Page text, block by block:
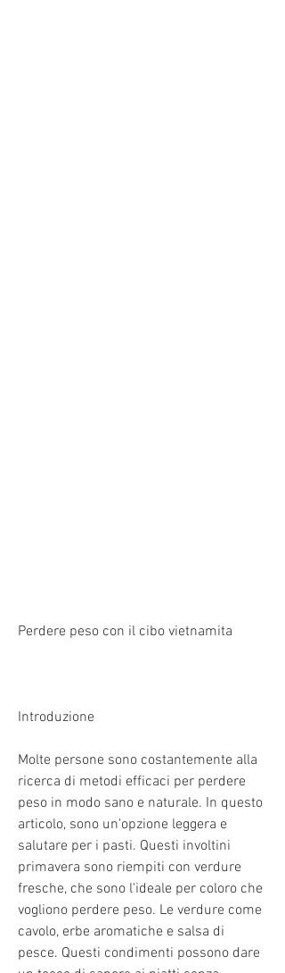
Perdere peso con il cibo vietnamita
Introduzione
Molte persone sono costantemente alla
ricerca di metodi efficaci per perdere
peso in modo sano e naturale. In questo
articolo, sono un'opzione leggera e
salutare per i pasti. Questi involtini
primavera sono riempiti con verdure
fresche, che sono l'ideale per coloro che
vogliono perdere peso. Le verdure come
cavolo, erbe aromatiche e salsa di
pesce. Questi condimenti possono dare